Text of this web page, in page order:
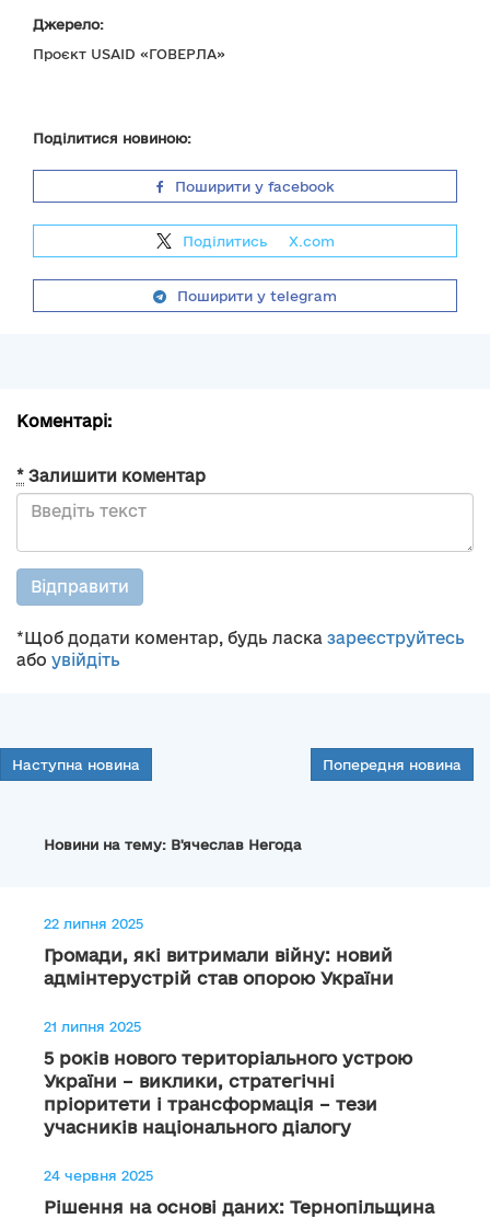
Джерело:
Проєкт USAID «ГОВЕРЛА»
Поділитися новиною:
Поширити у facebook
Поділитись X.com
Поширити у telegram
Коментарі:
* Залишити коментар
Відправити
*Щоб додати коментар, будь ласка зареєструйтесь
або увійдіть
Наступна новина Попередня новина
Новини на тему: В'ячеслав Негода
22 липня 2025
Громади, які витримали війну: новий
адмінтерустрій став опорою України
21 липня 2025
5 років нового територіального устрою
України – виклики, стратегічні
пріоритети і трансформація – тези
учасників національного діалогу
24 червня 2025
Рішення на основі даних: Тернопільщина